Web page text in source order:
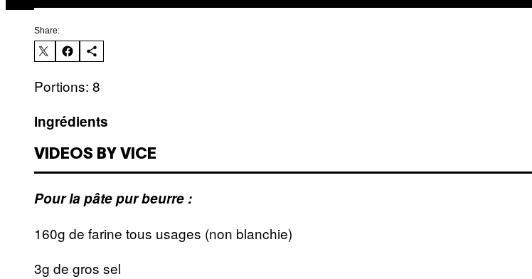
Share:
Portions: 8
Ingrédients
VIDEOS BY VICE
Pour la pâte pur beurre :
160g de farine tous usages (non blanchie)
3g de gros sel